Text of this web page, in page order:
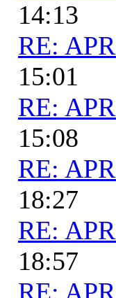
14:13
RE:
15:01
RE:
15:08
RE:
18:27
RE:
18:57
RE: